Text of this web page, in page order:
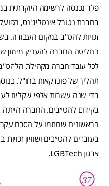
פלר נכנסה לרשימה היוקרתית
בחברת נטורל אינטליג'נס,
זכויות להט"ב במקום העבודה.
לכל עובד חברה מקהילת
תהליך של פונדקאות בחו"ל.
מדי שנה עשרות אלפי שקלים
בקידום להט״בים. החברה הייתה
הראשונים שחתמו על הסכם
בעובדים להט״בים ושוויון
ארגון LGBTech.